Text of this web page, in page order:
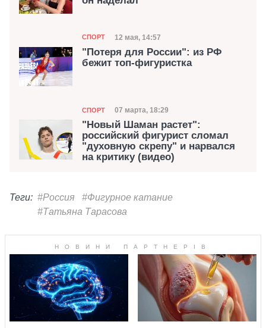
Категория
СПОРТ Дата публикации
12 мая, 14:57
"Потеря для России": из РФ
бежит топ-фигуристка
Категория
СПОРТ Дата публикации
07 марта, 18:29
"Новый Шаман растет":
российский фигурист сломал
"духовную скрепу" и нарвался
на критику (видео)
Теги: #Россия
#Фигурное катание
#Татьяна Тарасова